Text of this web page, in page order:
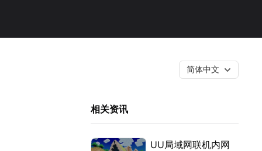
简体中文
相关资讯
UU局域网联机内网